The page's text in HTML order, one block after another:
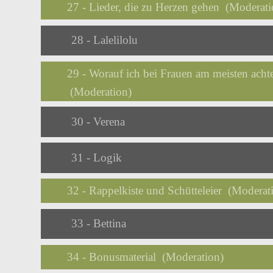
27 - Lieder, die zu Herzen gehen
Audio
Player
28 - Lalelilolu
29 - Worauf ich bei Frauen am meisten
(Moderation)
Audio
Player
30 - Verena
Audio
Player
31 - Logik
32 - Rappelkiste und Schütteleier
Audio
Player
33 - Bettina
34 - Bonusmaterial (Moderation)